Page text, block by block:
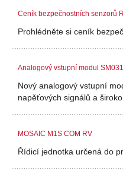
Ceník bezpečnostních senzorů
Prohlédněte si ceník
Analogový vstupní modul SM031
Nový analogový vstupní
napěťových signálů a
MOSAIC M1S COM RV
Řídicí jednotka určená do